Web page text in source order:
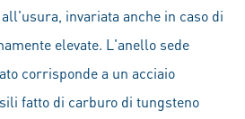
invariata anche in caso di
elevate. L'anello sede
corrisponde a un acciaio
fatto di carburo di tungsteno